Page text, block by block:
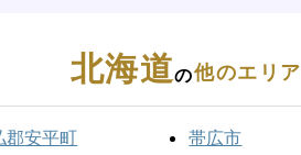
北海道の他のエリア
郡安平町
帯広市